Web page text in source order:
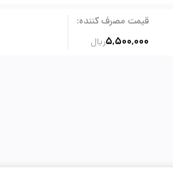
قیمت مصرف کننده:
5,500,000ریال